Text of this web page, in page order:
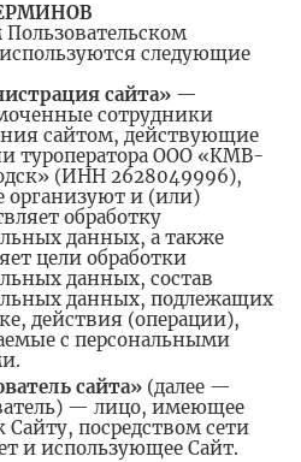
следующие
сайта» —
сотрудники
сайтом, действующие
туроператора ООО «КМВ-
(ИНН 2628049996),
организуют и (или)
обработку
данных, а также
цели обработки
данных, состав
данных, подлежащих
действия (операции),
с персональными
сайта» (далее —
— лицо, имеющее
Сайту, посредством сети
и использующее Сайт.